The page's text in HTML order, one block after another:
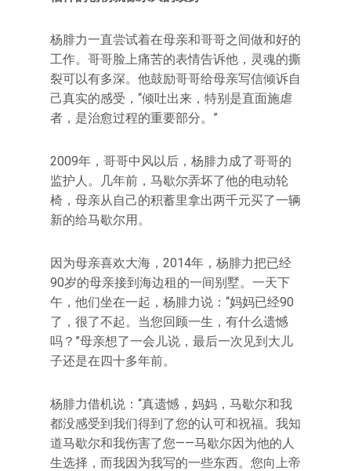
杨腓力一直尝试着在母亲和哥哥之间做和好的
工作。哥哥脸上痛苦的表情告诉他，灵魂的撕
裂可以有多深。他鼓励哥哥给母亲写信倾诉自
己真实的感受，“倾吐出来，特别是直面施虐
者，是治愈过程的重要部分。”
2009年，哥哥中风以后，杨腓力成了哥哥的
监护人。几年前，马歇尔弄坏了他的电动轮
椅，母亲从自己的积蓄里拿出两千元买了一辆
新的给马歇尔用。
因为母亲喜欢大海，2014年，杨腓力把已经
90岁的母亲接到海边租的一间别墅。一天下
午，他们坐在一起，杨腓力说：“妈妈已经90
了，很了不起。当您回顾一生，有什么遗憾
吗？”母亲想了一会儿说，最后一次见到大儿
子还是在四十多年前。
杨腓力借机说：“真遗憾，妈妈，马歇尔和我
都没感受到我们得到了您的认可和祝福。我知
道马歇尔和我伤害了您——马歇尔因为他的人
生选择，而我因为我写的一些东西。您向上帝